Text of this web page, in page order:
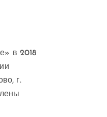
в 2018
г.